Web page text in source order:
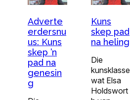
Adverte
erdersnu
us: Kuns
skep ’n
pad na
genesin
g
Kuns
skep pad
na heling
Die
kunsklasse
wat Elsa
Holdswort